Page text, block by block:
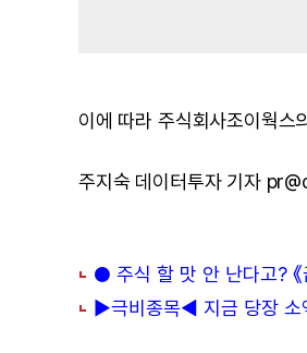
이에 따라 주식회사조이웍
주지숙 데이터투자 기자
● 주식 할 맛 안 난다고?
▶극비종목◀ 지금 당장 소